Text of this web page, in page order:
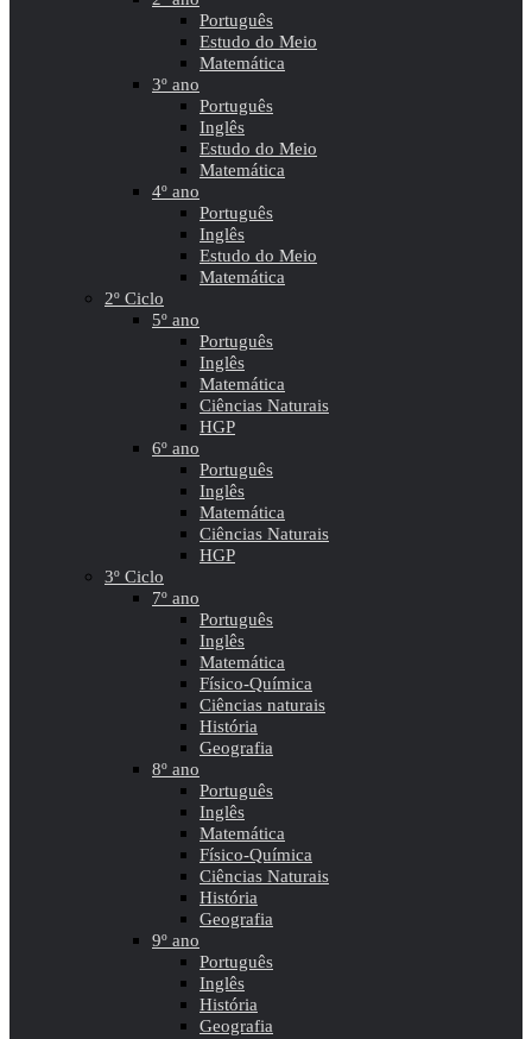
Português
Estudo do Meio
Matemática
3º ano
Português
Inglês
Estudo do Meio
Matemática
4º ano
Português
Inglês
Estudo do Meio
Matemática
2º Ciclo
5º ano
Português
Inglês
Matemática
Ciências Naturais
HGP
6º ano
Português
Inglês
Matemática
Ciências Naturais
HGP
3º Ciclo
7º ano
Português
Inglês
Matemática
Físico-Química
Ciências naturais
História
Geografia
8º ano
Português
Inglês
Matemática
Físico-Química
Ciências Naturais
História
Geografia
9º ano
Português
Inglês
História
Geografia